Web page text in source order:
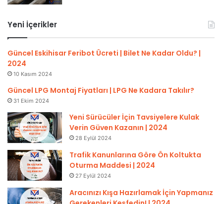
Yeni İçerikler
Güncel Eskihisar Feribot Ücreti | Bilet Ne Kadar Oldu? |
2024
10 Kasım 2024
Güncel LPG Montaj Fiyatları | LPG Ne Kadara Takılır?
31 Ekim 2024
Yeni Sürücüler İçin Tavsiyelere Kulak
Verin Güven Kazanın | 2024
28 Eylül 2024
Trafik Kanunlarına Göre Ön Koltukta
Oturma Maddesi | 2024
27 Eylül 2024
Aracınızı Kışa Hazırlamak İçin Yapmanız